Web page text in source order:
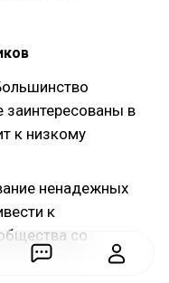
заинтересованы в
к низкому
ненадежных
к
со